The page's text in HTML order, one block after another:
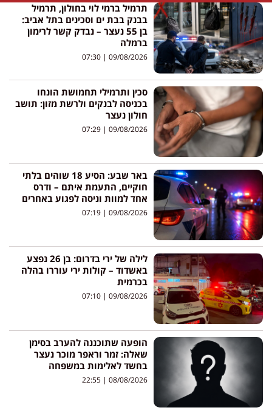
תרמיל ברמי לוי בחולון, תרמיל
בבנק בבת ים וסכינים בתל אביב:
בן 55 נעצר – נבדק קשר לרימון
ברמלה
09/08/2026
סכין ותרמילי תחמושת הונחו
בכניסה לבנקים ולרשת מזון: תושב
חולון נעצר
09/08/2026
באר שבע: הסיע 18 שוהים בלתי
חוקיים, התעמת איתם – ודרס
אחד למוות וניסה לפגוע באחרים
09/08/2026
לילה של ירי בדרום: בן 26 נפצע
באשדוד – קולות ירי עוררו בהלה
בכרמית
09/08/2026
הופעה שתוכננה להערב בסימן
שאלה: זמר וראפר מוכר נעצר
בחשד לאלימות במשפחה
08/08/2026